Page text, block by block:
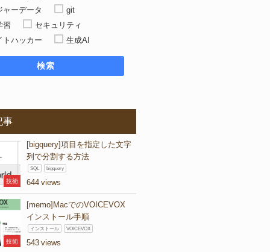
ャーデータ
git
習
セキュリティ
トハッカー
生成AI
検索
事
技術
[bigquery]項目を指定した文字
列で分割する方法
SQL bigquery
644
技術
[memo]MacでのVOICEVOX
インストール手順
インストール VOICEVOX
543